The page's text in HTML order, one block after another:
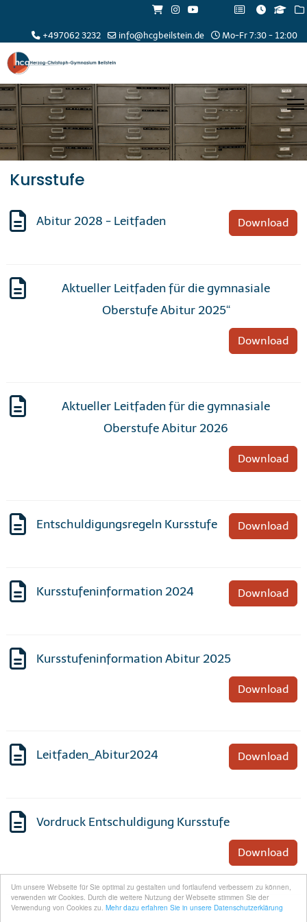
Um unsere Webseite für Sie optimal zu gestalten und fortlaufend verbessern zu können,
verwenden wir Cookies. Durch die weitere Nutzung der Webseite stimmen Sie der
Verwendung von Cookies zu. Mehr dazu erfahren Sie in unsere Datenschutzerklärung
+497062 3232 info@hcgbeilstein.de Mo-Fr 7:30 - 12:00
Kursstufe
Abitur 2028 - Leitfaden Download
Aktueller Leitfaden für die gymnasiale
Oberstufe Abitur 2025“
Download
Aktueller Leitfaden für die gymnasiale
Oberstufe Abitur 2026
Download
Entschuldigungsregeln Kursstufe Download
Kursstufeninformation 2024 Download
Kursstufeninformation Abitur 2025
Download
Leitfaden_Abitur2024 Download
Vordruck Entschuldigung Kursstufe
Download